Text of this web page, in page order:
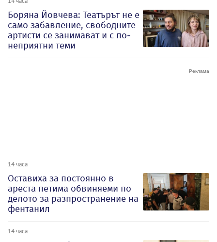
Боряна Йовчева: Театърът не е
само забавление, свободните
артисти се занимават и с по-
неприятни теми
14 часа
Оставиха за постоянно в
ареста петима обвиняеми по
делото за разпространение на
фентанил
14 часа